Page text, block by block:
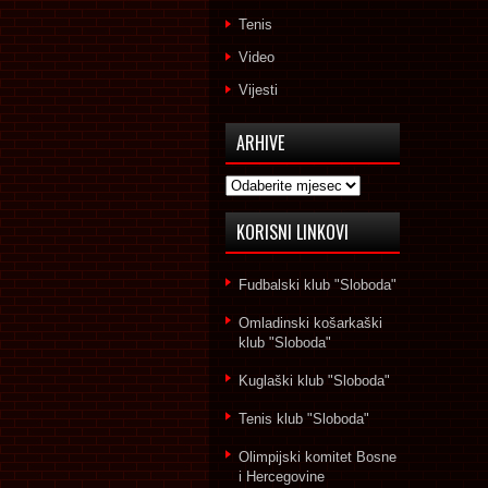
Tenis
Video
Vijesti
ARHIVE
Arhive
KORISNI LINKOVI
Fudbalski klub "Sloboda"
Omladinski košarkaški
klub "Sloboda"
Kuglaški klub "Sloboda"
Tenis klub "Sloboda"
Olimpijski komitet Bosne
i Hercegovine